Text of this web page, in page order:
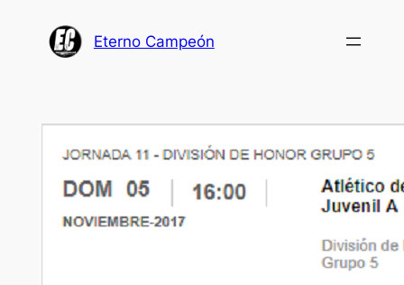
Eterno Campeón